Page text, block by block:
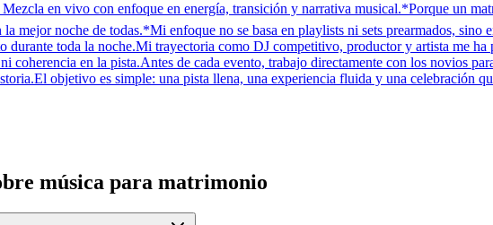
en vivo con enfoque en energía, transición y narrativa musical.*Porque un
la mejor noche de todas.*Mi enfoque no se basa en playlists ni sets prearmados,
durante toda la noche.Mi trayectoria como DJ competitivo, productor y artista me
coherencia en la pista.Antes de cada evento, trabajo directamente con los novios
objetivo es simple: una pista llena, una experiencia fluida y una celebración
música para matrimonio